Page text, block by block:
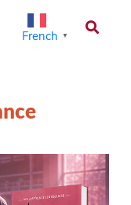
French ▼